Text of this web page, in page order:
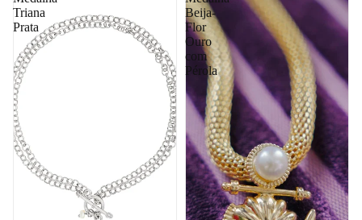
Triana
Prata
Beija-
Flor
Ouro
com
Pérola